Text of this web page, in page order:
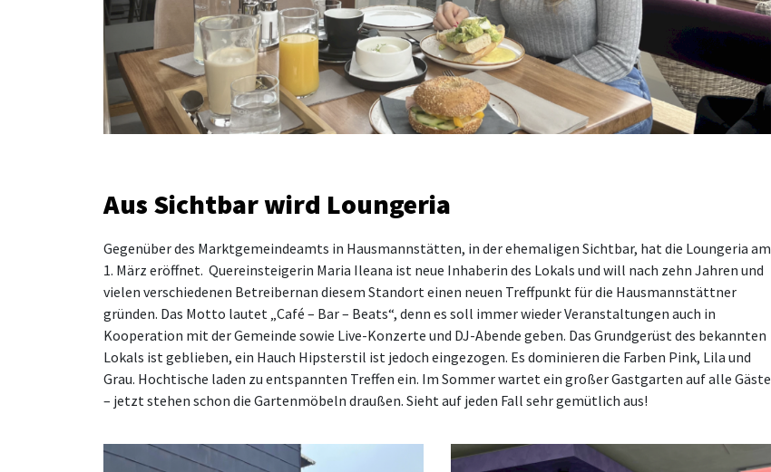
Aus Sichtbar wird Loungeria
Gegenüber des Marktgemeindeamts in Hausmannstätten, in der ehemaligen Sichtbar, hat die Loungeria am
1. März eröffnet. Quereinsteigerin Maria Ileana ist neue Inhaberin des Lokals und will nach zehn Jahren und
vielen verschiedenen Betreibernan diesem Standort einen neuen Treffpunkt für die Hausmannstättner
gründen. Das Motto lautet „Café – Bar – Beats“, denn es soll immer wieder Veranstaltungen auch in
Kooperation mit der Gemeinde sowie Live-Konzerte und DJ-Abende geben. Das Grundgerüst des bekannten
Lokals ist geblieben, ein Hauch Hipsterstil ist jedoch eingezogen. Es dominieren die Farben Pink, Lila und
Grau. Hochtische laden zu entspannten Treffen ein. Im Sommer wartet ein großer Gastgarten auf alle Gäste
– jetzt stehen schon die Gartenmöbeln draußen. Sieht auf jeden Fall sehr gemütlich aus!